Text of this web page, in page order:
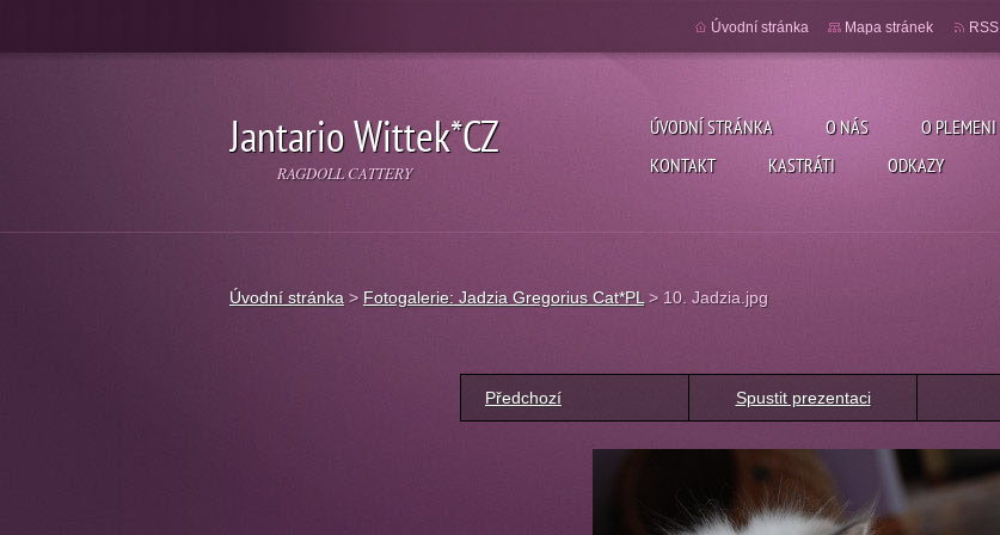
Jantario Wittek*CZ
RAGDOLL CATTERY
ÚVODNÍ STRÁNKA O NÁS O PLEMENI
KONTAKT
KASTRÁTI ODKAZY
Úvodní stránka Mapa stránek RSS
Úvodní stránka > Fotogalerie: Jadzia Gregorius Cat*PL > 10. Jadzia.jpg
Předchozí Spustit prezentaci